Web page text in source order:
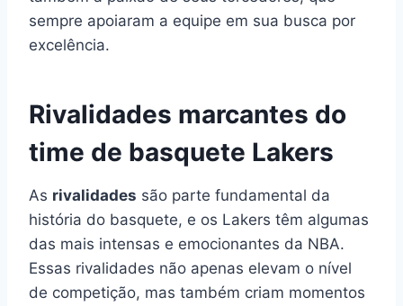
sempre apoiaram a equipe em sua busca por
excelência.
Rivalidades marcantes do
time de basquete Lakers
As rivalidades são parte fundamental da
história do basquete, e os Lakers têm algumas
das mais intensas e emocionantes da NBA.
Essas rivalidades não apenas elevam o nível
de competição, mas também criam momentos